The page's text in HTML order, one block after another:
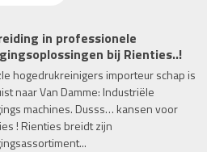
in professionele
bij Rienties..!
hogedrukreinigers importeur schap is
naar Van Damme: Industriële
machines. Dusss… kansen voor
! Rienties breidt zijn